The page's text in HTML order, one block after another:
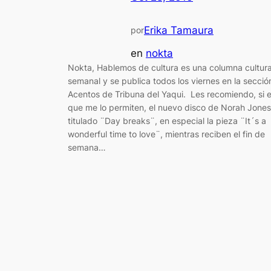
porErika Tamaura
en nokta
Nokta, Hablemos de cultura es una columna
semanal y se publica todos los viernes en la
Acentos de Tribuna del Yaqui. Les recomiendo, si
que me lo permiten, el nuevo disco de Norah Jones
titulado ¨Day breaks¨, en especial la pieza ¨It´s a
wonderful time to love¨, mientras reciben el fin de
semana…